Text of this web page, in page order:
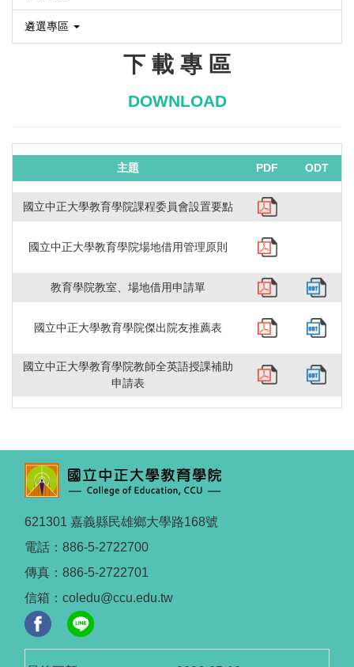
遴選專區
下 載 專 區
DOWNLOAD
主題 PDF ODT
國立中正大學教育學院課程委員會設置要點
國立中正大學教育學院場地借用管理原則
教育學院教室、場地借用申請單
國立中正大學教育學院傑出院友推薦表
國立中正大學教育學院教師全英語授課補助
申請表
621301 嘉義縣民雄鄉大學路168號
電話：886-5-2722700
傳真：886-5-2722701
信箱：coledu@ccu.edu.tw